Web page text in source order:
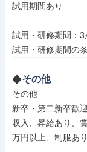
試用期間あり
試用・研修期間：3
その他
その他
新卒・第二新卒歓
収入、昇給あり、
万円以上、制服あ